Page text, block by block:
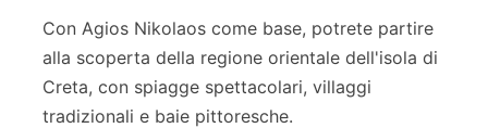
Con Agios Nikolaos come base, potrete partire
alla scoperta della regione orientale dell'isola di
Creta, con spiagge spettacolari, villaggi
tradizionali e baie pittoresche.